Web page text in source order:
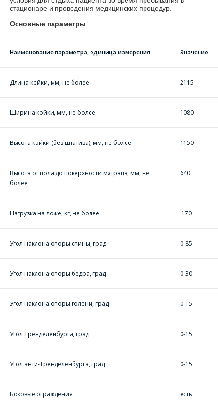
стационаре и проведения медицинских процедур.
Основные параметры
Наименование параметра, единица измерения Значение
Длина койки, мм, не более 2115
Ширина койки, мм, не более 1080
Высота койки (без штатива), мм, не более 1150
Высота от пола до поверхности матраца, мм, не
более
640
Нагрузка на ложе, кг, не более 170
Угол наклона опоры спины, град 0-85
Угол наклона опоры бедра, град 0-30
Угол наклона опоры голени, град 0-15
Угол Тренделенбурга, град 0-15
Угол анти-Тренделенбурга, град 0-15
Боковые ограждения есть
ОФОРМИТЬ ЗАКАЗ
Форма предназначена
для юридических лиц
Продажи физическим
"ИНТЕГРАЛ", тел.+375
Укажите
интересующее Вас
изделие, и
свяжутся с Вами по
СОТРУДНИКИ
КОМПАНИИ С
ВАШИ